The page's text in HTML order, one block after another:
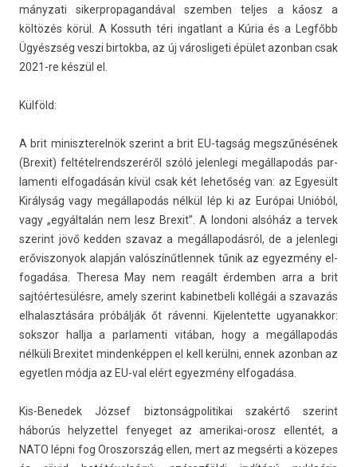
mányzati sikerpropagan­dáv­al szemb­en tel­jes a káosz a
költözés körül. A Kos­suth téri in­gat­lant a Kúria és a Legfőbb
Ügyészség veszi bi­rtok­ba, az új város­ligeti épület azon­ban csak
2021-re készül el.
Külföld:
A brit miniszterel­nök szerint a brit EU-tagság megszűnésének
(Brexit) fel­tétel­rendszeréről szóló jelen­legi megál­lapodás par­
lamen­ti el­fogadásán kívül csak két lehetőség van: az Egyesült
Királyság vagy megál­lapodás nélkül lép ki az Európai Unióból,
vagy „egyáltalán nem lesz Brexit”. A lon­doni alsóház a ter­vek
szerint jövő kedd­en szavaz a megál­lapodás­ról, de a jelen­legi
erővis­zonyok alapján valós­zínűt­lennek tűnik az egyez­mény el­
fogadása. Theresa May nem reagált érdemb­en arra a brit
sajtóértesülésre, amely szerint kabinet­beli kollégái a szavazás
el­halasztására próbálják őt rávenni. Kijelen­tette ugyanak­kor:
sokszor hallja a par­lamen­ti vitában, hogy a megál­lapodás
nélküli Brexitet min­denképp­en el kell kerülni, ennek azon­ban az
egyetl­en módja az EU-val elért egyez­mény el­fogadása.
Kis-Benedek József bi­zton­ságpolitikai szakértő szerint
háborús helyzet­tel fenyeget az amerikai-orosz el­lentét, a
NATO lépni fog Oros­zország ellen, mert az megsérti a közepes